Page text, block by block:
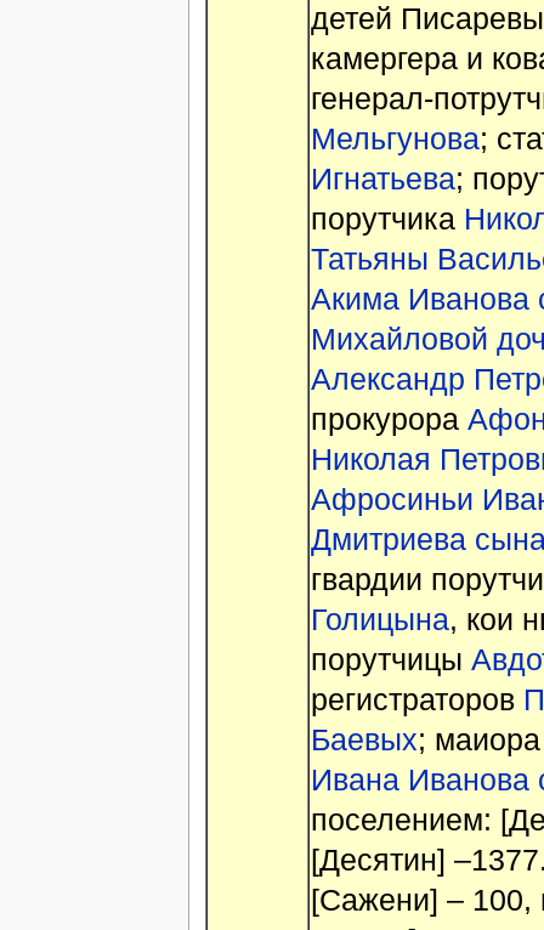
детей
камергера и
генерал-
Мельгунова;
Игнатьева;
порутчика
Татьяны
Акима Иванова
Михайловой
Александр
прокурора
Николая
Афросиньи
Дмитриева
гвардии
Голицына, кои
порутчицы
регистраторов
Баевых;
Ивана Иванова
поселением:
[Десятин]
[Сажени] – 100,